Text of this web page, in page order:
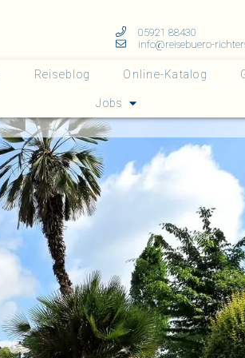
05921 88430
info@reisebuero-
Reiseblog Online-Katalog
Jobs